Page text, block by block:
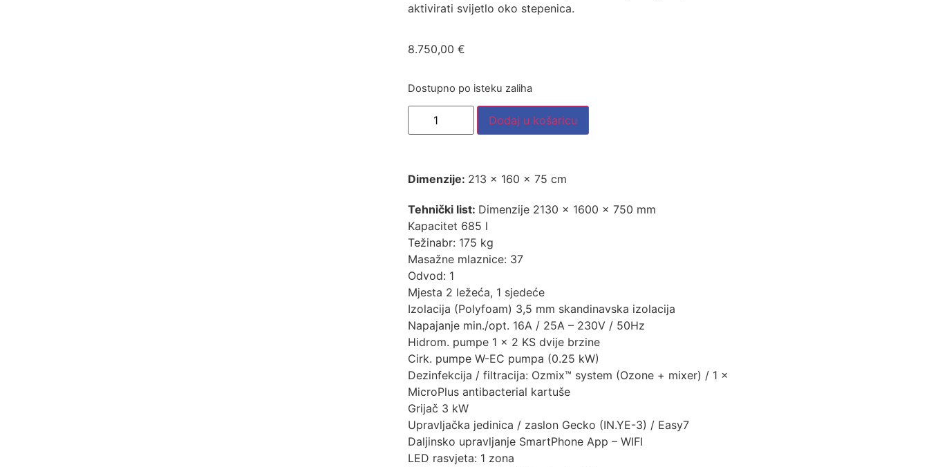
aktivirati svijetlo oko stepenica.
8.750,00 €
Dostupno po isteku zaliha
Dodaj u košaricu
Dimenzije: 213 x 160 x 75 cm
Tehnički list: Dimenzije 2130 x 1600 x 750 mm
Kapacitet 685 l
Težinabr: 175 kg
Masažne mlaznice: 37
Odvod: 1
Mjesta 2 ležeća, 1 sjedeće
Izolacija (Polyfoam) 3,5 mm skandinavska izolacija
Napajanje min./opt. 16A / 25A – 230V / 50Hz
Hidrom. pumpe 1 × 2 KS dvije brzine
Cirk. pumpe W-EC pumpa (0.25 kW)
Dezinfekcija / filtracija: Ozmix™ system (Ozone + mixer) / 1 ×
MicroPlus antibacterial kartuše
Grijač 3 kW
Upravljačka jedinica / zaslon Gecko (IN.YE-3) / Easy7
Daljinsko upravljanje SmartPhone App – WIFI
LED rasvjeta: 1 zona